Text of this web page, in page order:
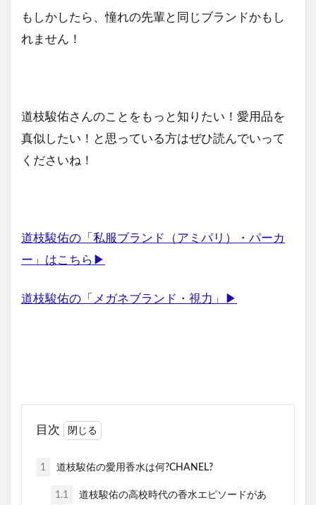
もしかしたら、憧れの先輩と同じブランドかもし
れません！
道枝駿佑さんのことをもっと知りたい！愛用品を
真似したい！と思っている方はぜひ読んでいって
くださいね！
道枝駿佑の「私服ブランド（アミパリ）・パーカ
ー」はこちら▶
道枝駿佑の「メガネブランド・視力」▶
目次
1 道枝駿佑の愛用香水は何?CHANEL?
1.1
道枝駿佑の高校時代の香水エピソードがあ